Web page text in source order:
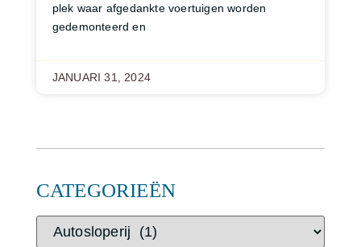
CATEGORIEËN
plek waar afgedankte voertuigen worden
gedemonteerd en
JANUARI 31, 2024